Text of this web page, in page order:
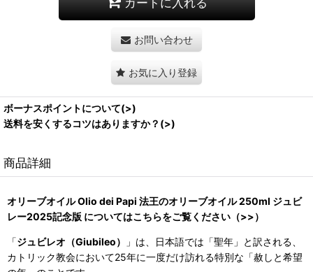
お問い合わせ
お気に入り登録
ボーナスポイントについて(>)
送料を安くするコツはありますか？(>)
商品詳細
オリーブオイル Olio dei Papi 法王のオリーブオイル 250ml ジュビ
レー2025記念版 についてはこちらをご覧ください（>>）
「ジュビレオ（Giubileo）
」は、日本語では「聖年」と訳される、
カトリック教会において25年に一度だけ訪れる特別な「赦しと希望